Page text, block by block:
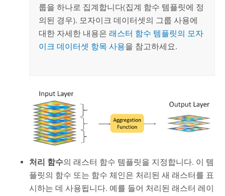
룹을 하나로 집계합니다(집계 함수 템플릿에 정
의된 경우). 모자이크 데이터셋의 그룹 사용에
대한 자세한 내용은 래스터 함수 템플릿의 모자
이크 데이터셋 항목 사용을 참고하세요.
처리 함수의 래스터 함수 템플릿을 지정합니다. 이 템
플릿의 함수 또는 함수 체인은 처리된 새 래스터를 표
시하는 데 사용됩니다. 예를 들어 처리된 래스터 레이